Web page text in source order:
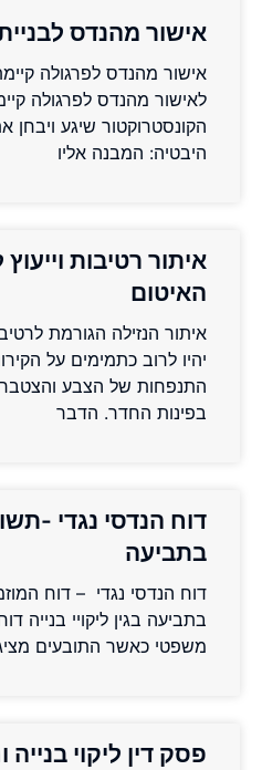
אישור מהנדס לבניית
אישור מהנדס לפרגולה קיימת
לאישור מהנדס לפרגולה קיימת,
הקונסטרוקטור שיגע ויבחן את
היבטיה: המבנה אליו
איתור רטיבות וייעוץ
האיטום
איתור הנזילה הגורמת לרטיבות
יהיו לרוב כתמימים על הקירות,
התנפחות של הצבע והצטברות
בפינות החדר. הדבר
דוח הנדסי נגדי -
בתביעה
דוח הנדסי נגדי – דוח המוזמן
בתביעה בגין ליקויי בנייה דוח
משפטי כאשר התובעים מציגים
פסק דין ליקוי בנייה